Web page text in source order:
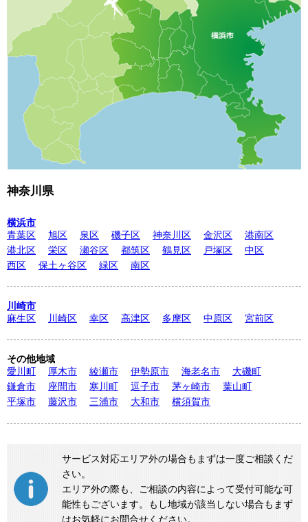
神奈川県
横浜市
青葉区
旭区 泉区 磯子区 神奈川区 金沢区
港南区
港北区
栄区 瀬谷区 都筑区 鶴見区 戸塚区
中区
西区
保土ヶ谷区 緑区 南区
川崎市
麻生区
川崎区 幸区 高津区 多摩区 中原区 宮前区
その他地域
愛川町
厚木市 綾瀬市 伊勢原市 海老名市
大磯町
鎌倉市
座間市 寒川町 逗子市 茅ヶ崎市
葉山町
平塚市
藤沢市 三浦市 大和市 横須賀市
サービス対応エリア外の場合もまずは一度ご相談くだ
さい。
エリア外の際も、ご相談の内容によって受付可能な可
能性もございます。もし地域が該当しない場合もまず
はお気軽にお問合せください。